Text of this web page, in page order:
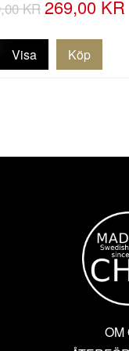
KR 269,00 KR
Visa
OM